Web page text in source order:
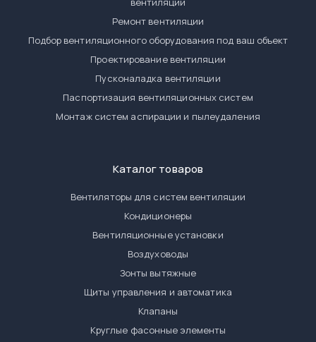
Ремонт вентиляции
Подбор вентиляционного оборудования под ваш объект
Проектирование вентиляции
Пусконаладка вентиляции
Паспортизация вентиляционных систем
Монтаж систем аспирации и пылеудаления
Каталог товаров
Вентиляторы для систем вентиляции
Кондиционеры
Вентиляционные установки
Воздуховоды
Зонты вытяжные
Щиты управления и автоматика
Клапаны
Круглые фасонные элементы